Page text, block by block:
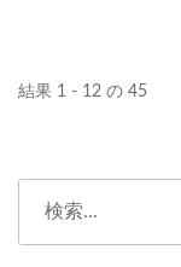
結果 1 - 12 の 45